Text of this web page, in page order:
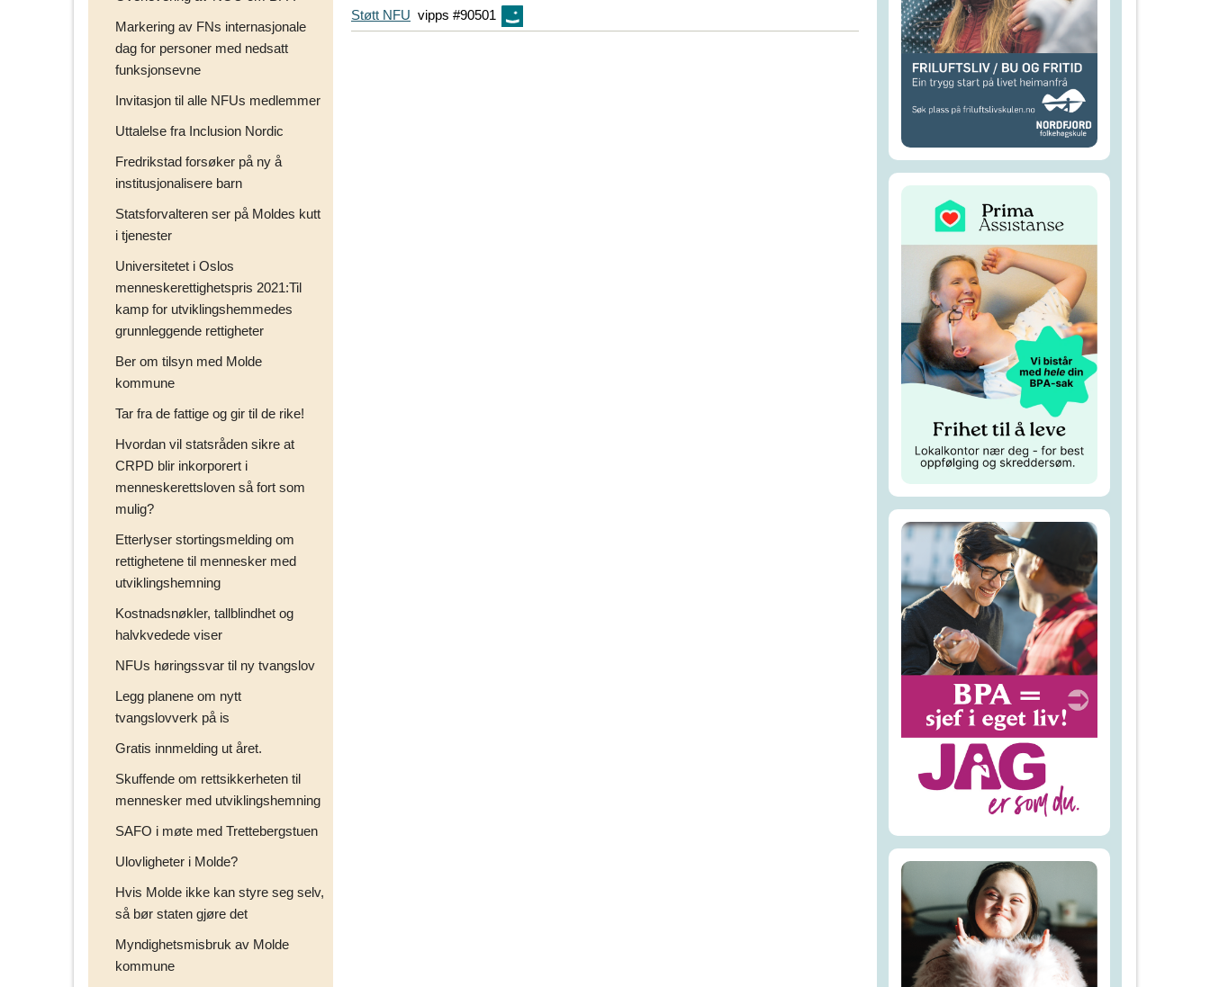
Markering av FNs internasjonale
dag for personer med nedsatt
funksjonsevne
Invitasjon til alle NFUs medlemmer
Uttalelse fra Inclusion Nordic
Fredrikstad forsøker på ny å
institusjonalisere barn
Statsforvalteren ser på Moldes kutt
i tjenester
Universitetet i Oslos
menneskerettighetspris 2021:Til
kamp for utviklingshemmedes
grunnleggende rettigheter
Ber om tilsyn med Molde
kommune
Tar fra de fattige og gir til de rike!
Hvordan vil statsråden sikre at
CRPD blir inkorporert i
menneskerettsloven så fort som
mulig?
Etterlyser stortingsmelding om
rettighetene til mennesker med
utviklingshemning
Kostnadsnøkler, tallblindhet og
halvkvedede viser
NFUs høringssvar til ny tvangslov
Legg planene om nytt
tvangslovverk på is
Gratis innmelding ut året.
Skuffende om rettsikkerheten til
mennesker med utviklingshemning
SAFO i møte med Trettebergstuen
Ulovligheter i Molde?
Hvis Molde ikke kan styre seg selv,
så bør staten gjøre det
Myndighetsmisbruk av Molde
kommune
p
p
Støtt NFU vipps #90501